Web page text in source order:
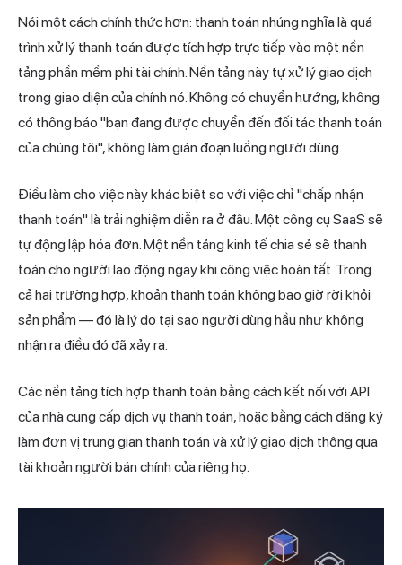
Nói một cách chính thức hơn: thanh toán nhúng nghĩa là quá
trình xử lý thanh toán được tích hợp trực tiếp vào một nền
tảng phần mềm phi tài chính. Nền tảng này tự xử lý giao dịch
trong giao diện của chính nó. Không có chuyển hướng, không
có thông báo "bạn đang được chuyển đến đối tác thanh toán
của chúng tôi", không làm gián đoạn luồng người dùng.
Điều làm cho việc này khác biệt so với việc chỉ "chấp nhận
thanh toán" là trải nghiệm diễn ra ở đâu. Một công cụ SaaS sẽ
tự động lập hóa đơn. Một nền tảng kinh tế chia sẻ sẽ thanh
toán cho người lao động ngay khi công việc hoàn tất. Trong
cả hai trường hợp, khoản thanh toán không bao giờ rời khỏi
sản phẩm — đó là lý do tại sao người dùng hầu như không
nhận ra điều đó đã xảy ra.
Các nền tảng tích hợp thanh toán bằng cách kết nối với API
của nhà cung cấp dịch vụ thanh toán, hoặc bằng cách đăng ký
làm đơn vị trung gian thanh toán và xử lý giao dịch thông qua
tài khoản người bán chính của riêng họ.